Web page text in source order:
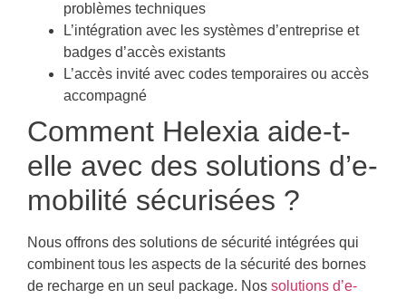
problèmes techniques
L’intégration avec les systèmes d’entreprise et
badges d’accès existants
L’accès invité avec codes temporaires ou accès
accompagné
Comment Helexia aide-t-
elle avec des solutions d’e-
mobilité sécurisées ?
Nous offrons des solutions de sécurité intégrées qui
combinent tous les aspects de la sécurité des bornes
de recharge en un seul package. Nos solutions d’e-